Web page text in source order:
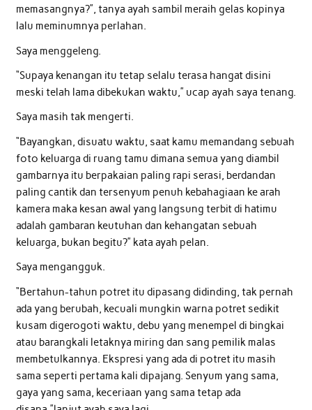
memasangnya?”, tanya ayah sambil meraih gelas kopinya
lalu meminumnya perlahan.
Saya menggeleng.
“Supaya kenangan itu tetap selalu terasa hangat disini
meski telah lama dibekukan waktu,” ucap ayah saya tenang.
Saya masih tak mengerti.
“Bayangkan, disuatu waktu, saat kamu memandang sebuah
foto keluarga di ruang tamu dimana semua yang diambil
gambarnya itu berpakaian paling rapi serasi, berdandan
paling cantik dan tersenyum penuh kebahagiaan ke arah
kamera maka kesan awal yang langsung terbit di hatimu
adalah gambaran keutuhan dan kehangatan sebuah
keluarga, bukan begitu?” kata ayah pelan.
Saya mengangguk.
“Bertahun-tahun potret itu dipasang didinding, tak pernah
ada yang berubah, kecuali mungkin warna potret sedikit
kusam digerogoti waktu, debu yang menempel di bingkai
atau barangkali letaknya miring dan sang pemilik malas
membetulkannya. Ekspresi yang ada di potret itu masih
sama seperti pertama kali dipajang. Senyum yang sama,
gaya yang sama, keceriaan yang sama tetap ada